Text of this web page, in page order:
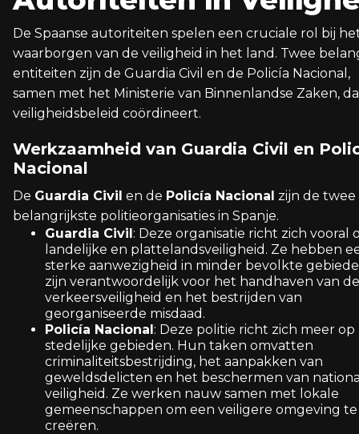
De Spaanse autoriteiten spelen een cruciale rol bij
waarborgen van de veiligheid in het land. Twee
entiteiten zijn de Guardia Civil en de Policía Nacional,
samen met het Ministerie van Binnenlandse Zaken,
veiligheidsbeleid coördineert.
Werkzaamheid van Guardia Civil en
Nacional
De Guardia Civil en de Policía Nacional zijn de twee
belangrijkste politieorganisaties in Spanje.
Guardia Civil: Deze organisatie richt zich vooral
landelijke en plattelandsveiligheid. Ze hebben
sterke aanwezigheid in minder bevolkte
zijn verantwoordelijk voor het handhaven van
verkeersveiligheid en het bestrijden van
georganiseerde misdaad.
Policía Nacional: Deze politie richt zich meer op
stedelijke gebieden. Hun taken omvatten
criminaliteitsbestrijding, het aanpakken van
geweldsdelicten en het beschermen van
veiligheid. Ze werken nauw samen met lokale
gemeenschappen om een veiligere omgeving te
creëren.